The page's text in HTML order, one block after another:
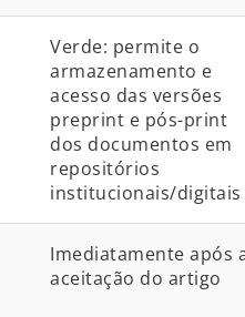
Verde: permite o
armazenamento e
acesso das versões
preprint e pós-print
dos documentos em
repositórios
institucionais/digitais
Imediatamente após
aceitação do artigo